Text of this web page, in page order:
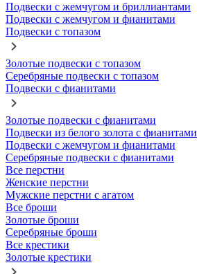
Подвески с жемчугом и бриллиантами
Подвески с жемчугом и фианитами
Подвески с топазом
Золотые подвески с топазом
Серебряные подвески с топазом
Подвески с фианитами
Золотые подвески с фианитами
Подвески из белого золота с фианитами
Подвески с жемчугом и фианитами
Серебряные подвески с фианитами
Все перстни
Женские перстни
Мужские перстни с агатом
Все броши
Золотые броши
Серебряные броши
Все крестики
Золотые крестики